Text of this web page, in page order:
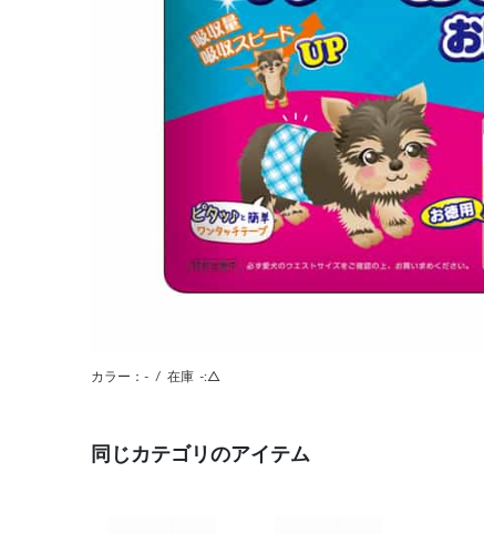
カラー：- / 在庫 -:△
同じカテゴリのアイテム